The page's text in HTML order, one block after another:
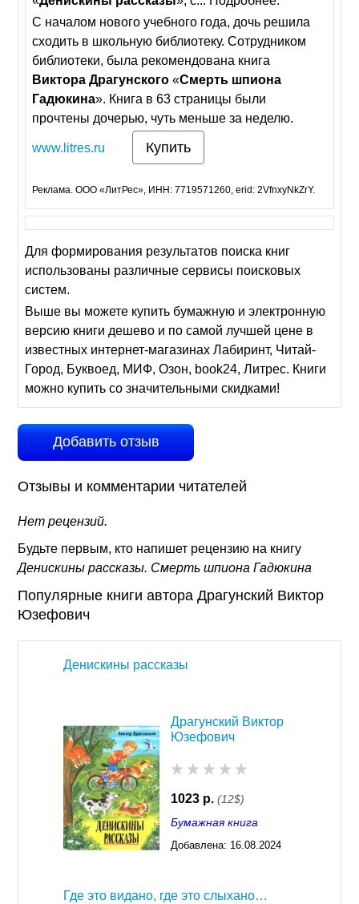
С началом нового учебного года, дочь решила
сходить в школьную библиотеку. Сотрудником
библиотеки, была рекомендована книга
Виктора Драгунского «Смерть шпиона
Гадюкина». Книга в 63 страницы были
прочтены дочерью, чуть меньше за неделю.
www.litres.ru Купить
Реклама. ООО «ЛитРес», ИНН: 7719571260, erid: 2VfnxyNkZrY.
Для формирования результатов поиска книг
использованы различные сервисы поисковых
систем.
Выше вы можете купить бумажную и электронную
версию книги дешево и по самой лучшей цене в
известных интернет-магазинах Лабиринт, Читай-
Город, Буквоед, МИФ, Озон, book24, Литрес. Книги
можно купить со значительными скидками!
Добавить отзыв
Отзывы и комментарии читателей
Нет рецензий.
Будьте первым, кто напишет рецензию на книгу
Денискины рассказы. Смерть шпиона Гадюкина
Популярные книги автора Драгунский Виктор
Юзефович
Денискины рассказы
Драгунский Виктор
Юзефович
1023 р. (12$)
Бумажная книга
Добавлена: 16.08.2024
Где это видано, где это слыхано…